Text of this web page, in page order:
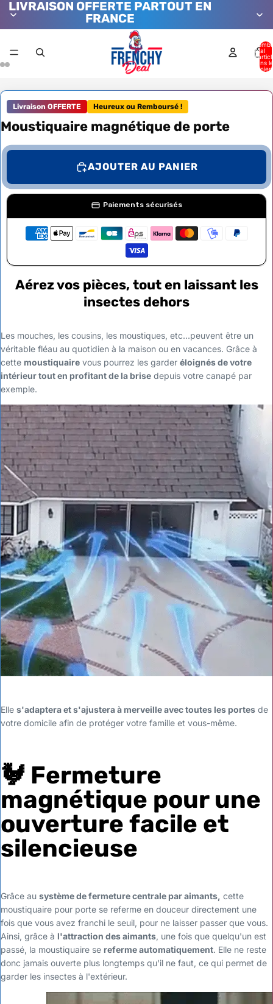
LIVRAISON OFFERTE PARTOUT EN
FRANCE
total
dans le
Livraison OFFERTE Heureux ou Remboursé !
Moustiquaire magnétique de porte
AJOUTER AU PANIER
Paiements sécurisés
Aérez vos pièces, tout en laissant les
insectes dehors
Les mouches, les cousins, les moustiques, etc...peuvent être un
véritable fléau au quotidien à la maison ou en vacances. Grâce à
cette moustiquaire vous pourrez les garder éloignés de votre
intérieur tout en profitant de la brise depuis votre canapé par
exemple.
Elle s'adaptera et s'ajustera à merveille avec toutes les portes de
votre domicile afin de protéger votre famille et vous-même.
🐓 Fermeture
magnétique pour une
ouverture facile et
silencieuse
Grâce au système de fermeture centrale par aimants, cette
moustiquaire pour porte se referme en douceur directement une
fois que vous avez franchi le seuil, pour ne laisser passer que vous.
Ainsi, grâce à l'attraction des aimants, une fois que quelqu'un est
passé, la moustiquaire se referme automatiquement. Elle ne reste
donc jamais ouverte plus longtemps qu'il ne faut, ce qui permet de
garder les insectes à l'extérieur.